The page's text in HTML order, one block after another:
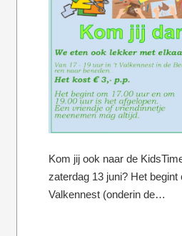
Kom jij ook naar de
zaterdag 13 juni? Het begint
Valkennest (onderin de…